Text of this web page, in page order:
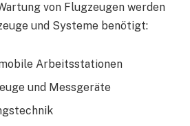
von Flugzeugen werden
und Systeme benötigt:
Arbeitsstationen
und Messgeräte